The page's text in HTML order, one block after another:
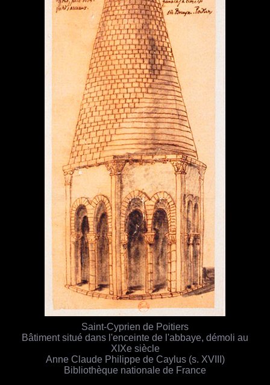
Saint-Cyprien de Poitiers
Bâtiment situé dans l'enceinte de l'abbaye, démoli au
XIXe siècle
Anne Claude Philippe de Caylus (s. XVIII)
Bibliothèque nationale de France